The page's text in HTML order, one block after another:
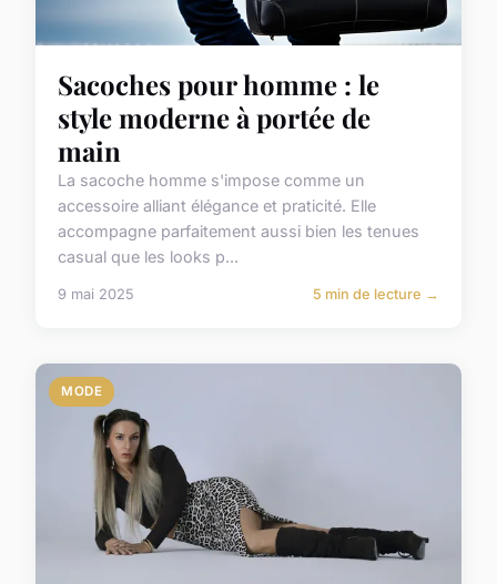
Sacoches pour homme : le
style moderne à portée de
main
La sacoche homme s'impose comme un
accessoire alliant élégance et praticité. Elle
accompagne parfaitement aussi bien les tenues
casual que les looks p...
9 mai 2025 5 min de lecture →
MODE